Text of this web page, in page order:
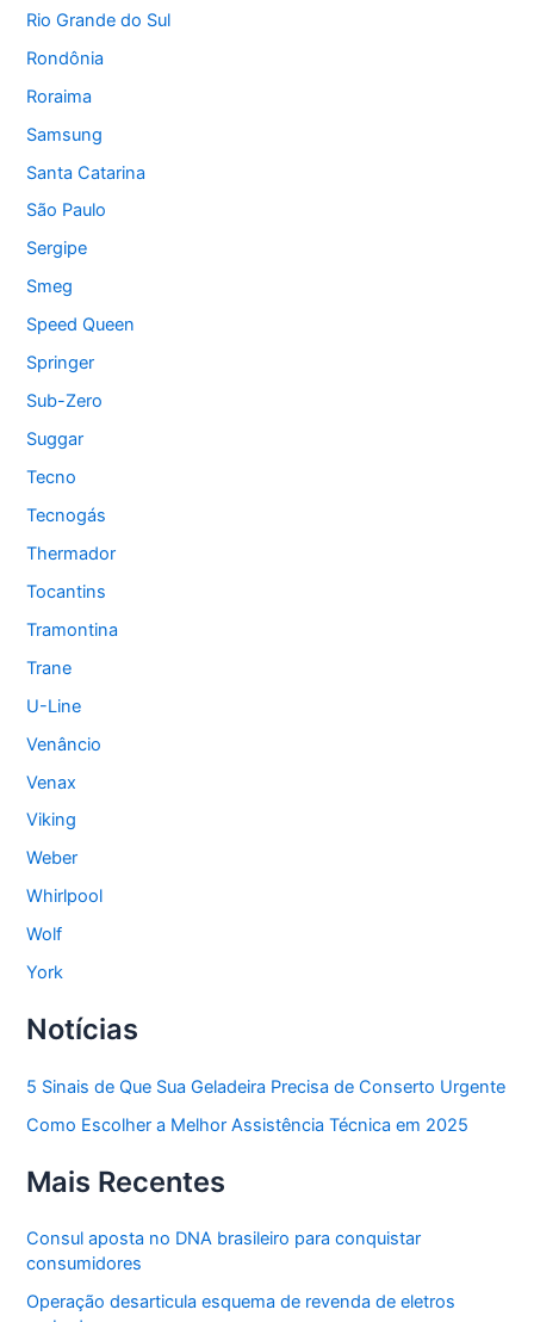
Rio Grande do Sul
Rondônia
Roraima
Samsung
Santa Catarina
São Paulo
Sergipe
Smeg
Speed Queen
Springer
Sub-Zero
Suggar
Tecno
Tecnogás
Thermador
Tocantins
Tramontina
Trane
U-Line
Venâncio
Venax
Viking
Weber
Whirlpool
Wolf
York
Notícias
5 Sinais de Que Sua Geladeira Precisa de Conserto Urgente
Como Escolher a Melhor Assistência Técnica em 2025
Mais Recentes
Consul aposta no DNA brasileiro para conquistar
consumidores
Operação desarticula esquema de revenda de eletros